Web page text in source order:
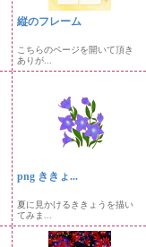
縦のフレーム
こちらのページを開いて頂き
ありが...
png ききょ...
夏に見かけるききょうを描い
てみま...